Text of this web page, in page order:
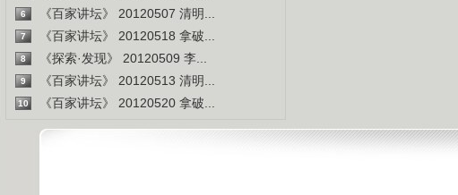
6 《百家讲坛》 20120507 清明...
7 《百家讲坛》 20120518 拿破...
8 《探索·发现》 20120509 李...
9 《百家讲坛》 20120513 清明...
10 《百家讲坛》 20120520 拿破...